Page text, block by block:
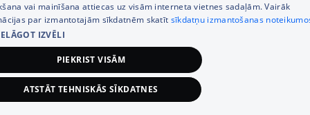
661,00€
© SIA Tet 2026 -
vai mainīšana attiecas uz visām interneta vietnes sadaļām. Vairāk
par izmantotajām sīkdatnēm skatīt sīkdatņu izmantošanas
IZVĒLI
PIEKRIST VISĀM
ATSTĀT TEHNISKĀS SĪKDATNES